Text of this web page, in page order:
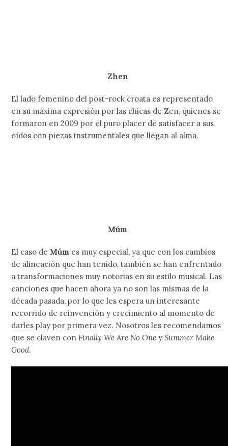
Zhen
El lado femenino del post-rock croata es representado
en su máxima expresión por las chicas de Zen, quienes se
formaron en 2009 por el puro placer de satisfacer a sus
oídos con piezas instrumentales que llegan al alma.
Múm
El caso de Múm es muy especial, ya que con los cambios
de alineación que han tenido, también se han enfrentado
a transformaciones muy notorias en su estilo musical. Las
canciones que hacen ahora ya no son las mismas de la
década pasada, por lo que les espera un interesante
recorrido de reinvención y crecimiento al momento de
darles play por primera vez. Nosotros les recomendamos
que se claven conFinally We Are No One ySummer Make
Good.